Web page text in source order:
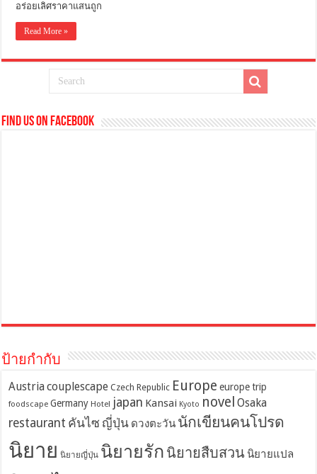
อร่อยเลิศราคาแสนถูก
Read More »
Find us on Facebook
ป้ายกำกับ
Austriacouplescape Czech Republic Europe europe trip
foodscape Germany Hotel japan Kansai Kyoto novel Osaka
restaurant คันไซ ญี่ปุ่น ดวงตะวัน นักเขียนคนโปรด
นิยาย นิยายญี่ปุ่น นิยายรัก นิยายสืบสวน นิยายแปล